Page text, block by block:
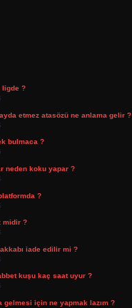
ligde ?
etmez atasözü ne anlama gelir ?
bulmaca ?
neden koku yapar ?
?
midir ?
iade edilir mi ?
kuşu kaç saat uyur ?
gelmesi için ne yapmak lazım ?